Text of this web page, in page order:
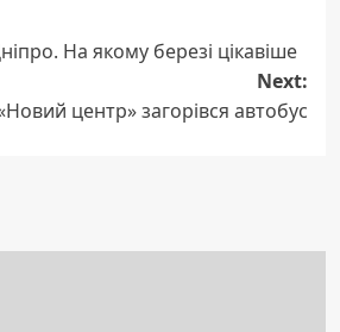
На якому березі цікавіше
Next:
центр» загорівся автобус